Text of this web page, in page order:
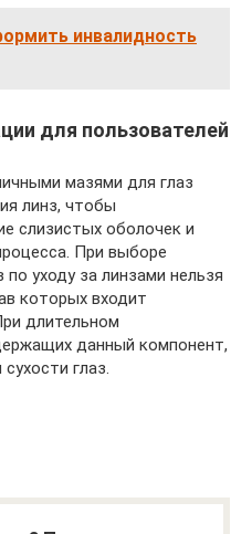
инвалидность
для пользователей
мазями для глаз
линз, чтобы
слизистых оболочек и
При выборе
уходу за линзами нельзя
которых входит
длительном
данный компонент,
глаз.